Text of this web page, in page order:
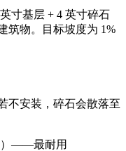
寸基层 + 4 英寸碎石
筑物。目标坡度为 1%
不安装，碎石会散落至
）——最耐用